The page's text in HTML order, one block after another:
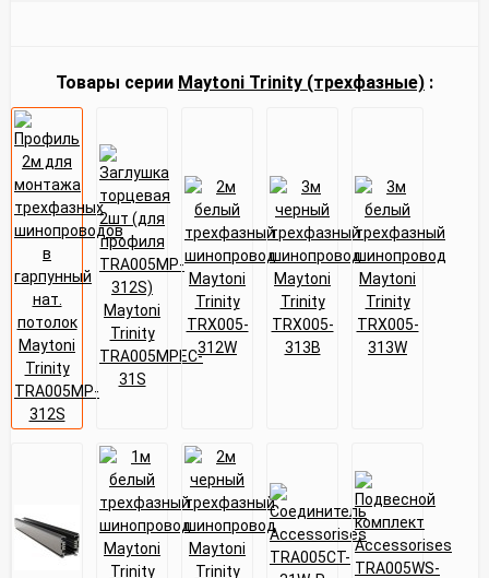
Товары серии Maytoni Trinity (трехфазные) :